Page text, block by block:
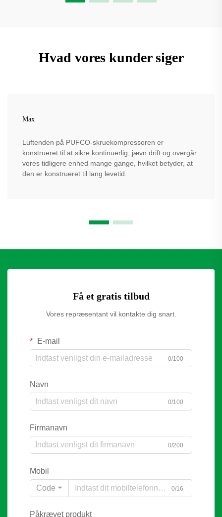
Hvad vores kunder siger
Max
Luftenden på PUFCO-skruekompressoren er
konstrueret til at sikre kontinuerlig, jævn drift og overgår
vores tidligere enhed mange gange, hvilket betyder, at
den er konstrueret til lang levetid.
Få et gratis tilbud
Vores repræsentant vil kontakte dig snart.
E-mail
0/100
Navn
0/100
Firmanavn
0/200
Mobil
Code
0/16
Påkrævet produkt